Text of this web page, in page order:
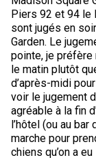
Colley (à poil
Chien finnois
Berger
Berger
Lévrier écossais
Drever
Spitz finlandais
Foxhound
Lhasa apso
Lowchen
Caniche
Grand caniche
Retriever (à
Retriever (à
Retriever (doré)
Retriever
Fox-terrier (à
Fox-terrier (à
Terrier du Glen
Terrier irlandais
Bichon
Lévrier italien
Chin
Bichon maltais
Cane Corso
Chien loup
Doberman
Dogue de
Concours sur
Sprinter
Travail de flair
Épreuve de
Top Dogs
Top Dogs sur
Top Dogs en
Top Dogs
Top Dogs en
Top Dogs sur
Top Dogs en
Top Dogs
Top Dogs en
Top Dogs en
Top Dogs sur
Top Dogs en
Top Dog en
Top Dog en
Top Dog en
Top Dog sur le
Top Dog en
Top Dog en
Top Dog en
Top Dog en
Top Dogs 2017
TOP DOG en
TOP DOG en
TOP DOG en
Top Dogs 2016
TOP DOG en
TOP DOG en
Top Dogs 2015
TOP DOG en
Livres de
Piers 92 et 94 le
sont jugés en
Garden. Le
pointe, je préfère
le matin plutôt
d’après-midi
voir le jugement
agréable à la fin
l’hôtel (ou au
marche pour
chiens qu’on a